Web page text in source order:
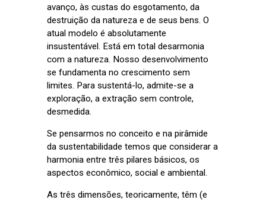
avanço, às custas do esgotamento, da
destruição da natureza e de seus bens. O
atual modelo é absolutamente
insustentável. Está em total desarmonia
com a natureza. Nosso desenvolvimento
se fundamenta no crescimento sem
limites. Para sustentá-lo, admite-se a
exploração, a extração sem controle,
desmedida.
Se pensarmos no conceito e na pirâmide
da sustentabilidade temos que considerar a
harmonia entre três pilares básicos, os
aspectos econômico, social e ambiental.
As três dimensões, teoricamente, têm (e